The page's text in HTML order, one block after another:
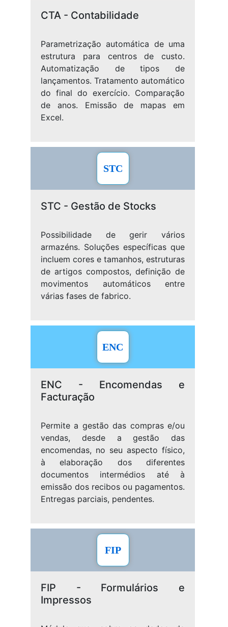
CTA - Contabilidade
Parametrização automática de uma
estrutura para centros de custo.
Automatização de tipos de
lançamentos. Tratamento automático
do final do exercício. Comparação
de anos. Emissão de mapas em
Excel.
STC
STC - Gestão de Stocks
Possibilidade de gerir vários
armazéns. Soluções específicas que
incluem cores e tamanhos, estruturas
de artigos compostos, definição de
movimentos automáticos entre
várias fases de fabrico.
ENC
ENC - Encomendas e
Facturação
Permite a gestão das compras e/ou
vendas, desde a gestão das
encomendas, no seu aspecto físico,
à elaboração dos diferentes
documentos intermédios até à
emissão dos recibos ou pagamentos.
Entregas parciais, pendentes.
FIP
FIP - Formulários e
Impressos